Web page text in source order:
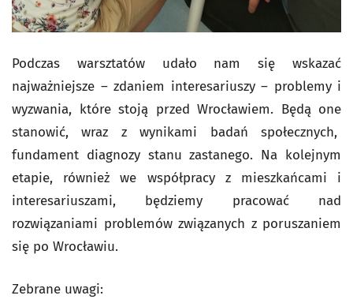
Podczas warsztatów udało nam się wskazać
najważniejsze – zdaniem interesariuszy – problemy i
wyzwania, które stoją przed Wrocławiem. Będą one
stanowić, wraz z wynikami badań społecznych,
fundament diagnozy stanu zastanego. Na kolejnym
etapie, również we współpracy z mieszkańcami i
interesariuszami, będziemy pracować nad
rozwiązaniami problemów związanych z poruszaniem
się po Wrocławiu.
Zebrane uwagi: